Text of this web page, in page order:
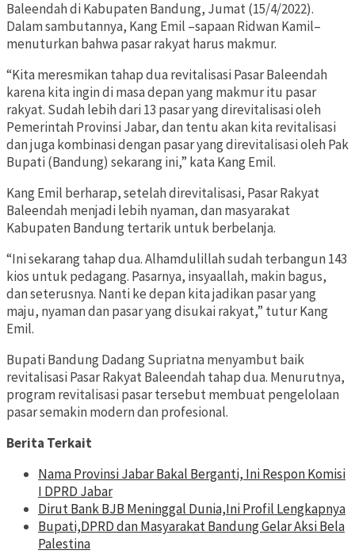
Baleendah di Kabupaten Bandung, Jumat (15/4/2022).
Dalam sambutannya, Kang Emil –sapaan Ridwan Kamil–
menuturkan bahwa pasar rakyat harus makmur.
“Kita meresmikan tahap dua revitalisasi Pasar Baleendah
karena kita ingin di masa depan yang makmur itu pasar
rakyat. Sudah lebih dari 13 pasar yang direvitalisasi oleh
Pemerintah Provinsi Jabar, dan tentu akan kita revitalisasi
dan juga kombinasi dengan pasar yang direvitalisasi oleh Pak
Bupati (Bandung) sekarang ini,” kata Kang Emil.
Kang Emil berharap, setelah direvitalisasi, Pasar Rakyat
Baleendah menjadi lebih nyaman, dan masyarakat
Kabupaten Bandung tertarik untuk berbelanja.
“Ini sekarang tahap dua. Alhamdulillah sudah terbangun 143
kios untuk pedagang. Pasarnya, insyaallah, makin bagus,
dan seterusnya. Nanti ke depan kita jadikan pasar yang
maju, nyaman dan pasar yang disukai rakyat,” tutur Kang
Emil.
Bupati Bandung Dadang Supriatna menyambut baik
revitalisasi Pasar Rakyat Baleendah tahap dua. Menurutnya,
program revitalisasi pasar tersebut membuat pengelolaan
pasar semakin modern dan profesional.
Berita Terkait
Nama Provinsi Jabar Bakal Berganti, Ini Respon Komisi
I DPRD Jabar
Dirut Bank BJB Meninggal Dunia,Ini Profil Lengkapnya
Bupati,DPRD dan Masyarakat Bandung Gelar Aksi Bela
Palestina